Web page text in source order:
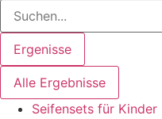
Ergenisse
Alle Ergebnisse
Seifensets für Kinder